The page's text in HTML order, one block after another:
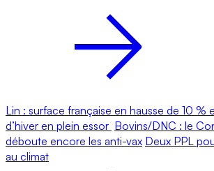
Lin : surface française en hausse de 10 %
d’hiver en plein essor Bovins/DNC : le
déboute encore les anti-vax Deux PPL
au climat